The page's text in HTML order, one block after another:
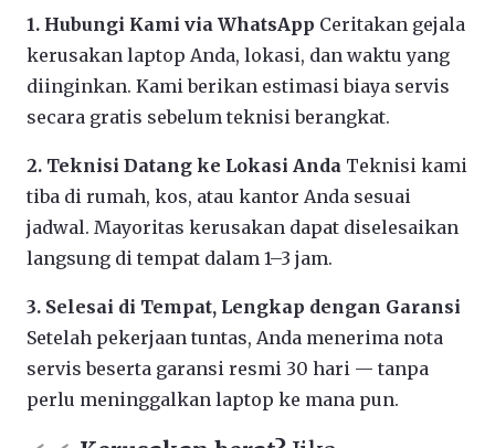
1. Hubungi Kami via WhatsApp Ceritakan gejala
kerusakan laptop Anda, lokasi, dan waktu yang
diinginkan. Kami berikan estimasi biaya servis
secara gratis sebelum teknisi berangkat.
2. Teknisi Datang ke Lokasi Anda Teknisi kami
tiba di rumah, kos, atau kantor Anda sesuai
jadwal. Mayoritas kerusakan dapat diselesaikan
langsung di tempat dalam 1–3 jam.
3. Selesai di Tempat, Lengkap dengan Garansi
Setelah pekerjaan tuntas, Anda menerima nota
servis beserta garansi resmi 30 hari — tanpa
perlu meninggalkan laptop ke mana pun.